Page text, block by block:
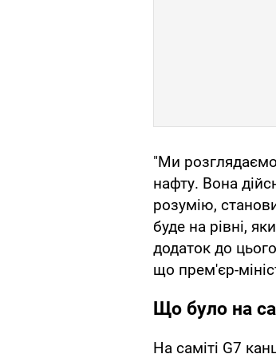
"Ми
нафту. Вона
розумію,
буде на рівні,
додаток до
що прем'єр-
Що було на
На саміті G7